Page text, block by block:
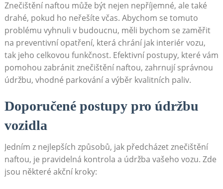
Znečištění naftou může být nejen nepříjemné, ale také
drahé, pokud ho neřešíte včas. Abychom se tomuto
problému vyhnuli v budoucnu, měli bychom se zaměřit
na preventivní opatření, která chrání jak interiér vozu,
tak jeho celkovou funkčnost. Efektivní postupy, které vám
pomohou zabránit znečištění naftou, zahrnují správnou
údržbu, vhodné parkování a výběr kvalitních paliv.
Doporučené postupy pro údržbu
vozidla
Jedním z nejlepších způsobů, jak předcházet znečištění
naftou, je pravidelná kontrola a údržba vašeho vozu. Zde
jsou některé akční kroky: